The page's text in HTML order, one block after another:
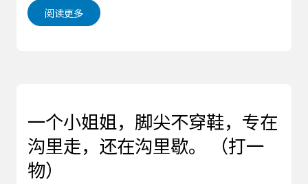
阅读更多
一个小姐姐，脚尖不穿鞋，专在
沟里走，还在沟里歇。 （打一
物）